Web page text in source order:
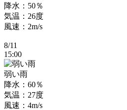
降水：50％
気温：26度
風速：2m/s
8/11
15:00
弱い雨
降水：60％
気温：27度
風速：4m/s